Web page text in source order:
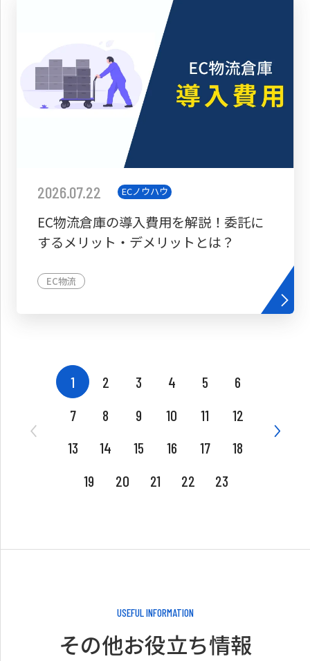
2026.07.22 ECノウハウ
EC物流倉庫の導入費用を解説！委託に
するメリット・デメリットとは？
EC物流
1 2 3 4 5
6
7
8 9 10 11
12
13
14 15 16 17
18
19
20 21 22 23
USEFUL INFORMATION
その他お役立ち情報